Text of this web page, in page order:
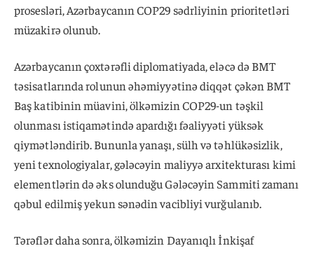
prosesləri, Azərbaycanın COP29 sədrliyinin prioritetləri
müzakirə olunub.
Azərbaycanın çoxtərəfli diplomatiyada, eləcə də BMT
təsisatlarında rolunun əhəmiyyətinə diqqət çəkən BMT
Baş katibinin müavini, ölkəmizin COP29-un təşkil
olunması istiqamətində apardığı fəaliyyəti yüksək
qiymətləndirib. Bununla yanaşı, sülh və təhlükəsizlik,
yeni texnologiyalar, gələcəyin maliyyə arxitekturası kimi
elementlərin də əks olunduğu Gələcəyin Sammiti zamanı
qəbul edilmiş yekun sənədin vacibliyi vurğulanıb.
Tərəflər daha sonra, ölkəmizin Dayanıqlı İnkişaf